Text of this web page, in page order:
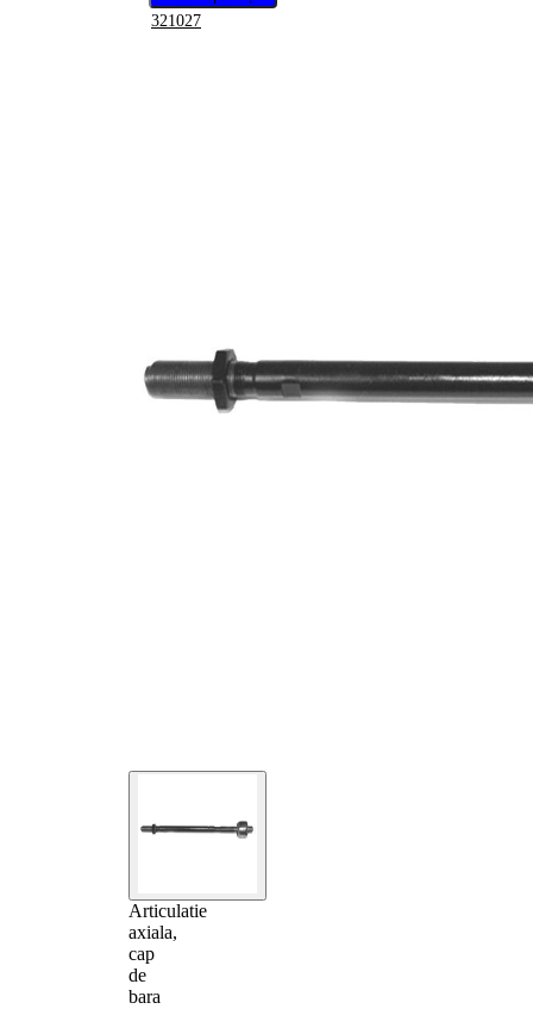
321027
Articulatie
axiala,
cap
de
bara